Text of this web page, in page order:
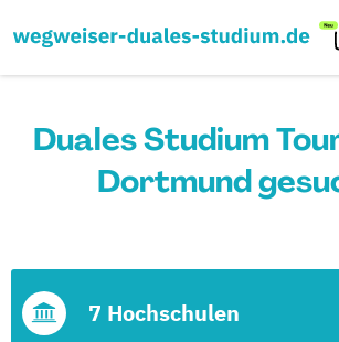
Duales Studium
Dortmund
7 Hochschulen